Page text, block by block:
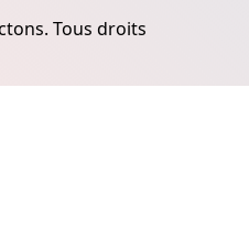
Tous droits